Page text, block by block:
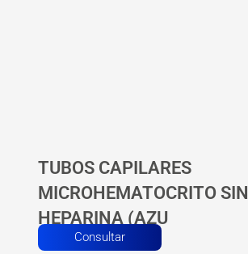
TUBOS CAPILARES
MICROHEMATOCRITO SIN
HEPARINA (AZU
Consultar